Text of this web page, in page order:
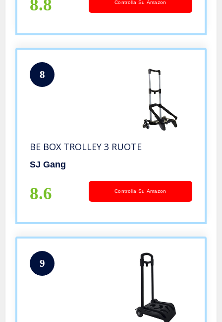
8.8 Controlla Su Amazon
8
BE BOX TROLLEY 3 RUOTE
SJ Gang
8.6 Controlla Su Amazon
9